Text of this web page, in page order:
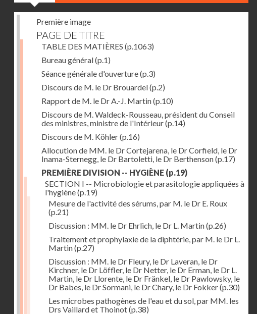
Première image
PAGE DE TITRE
TABLE DES MATIÈRES (p.1063)
Bureau général(p.1)
Séance générale d'ouverture(p.3)
Discours de M. le Dr Brouardel(p.2)
Rapport de M. le Dr A.-J. Martin(p.10)
Discours de M. Waldeck-Rousseau, président du Conseil
des ministres, ministre de l'Intérieur(p.14)
Discours de M. Köhler(p.16)
Allocution de MM. le Dr Cortejarena, le Dr Corfield, le Dr
Inama-Sternegg, le Dr Bartoletti, le Dr Berthenson(p.17)
PREMIÈRE DIVISION -- HYGIÈNE (p.19)
SECTION I -- Microbiologie et parasitologie appliquées à
l'hygiène(p.19)
Mesure de l'activité des sérums, par M. le Dr E. Roux
(p.21)
Discussion : MM. le Dr Ehrlich, le Dr L. Martin(p.26)
Traitement et prophylaxie de la diphtérie, par M. le Dr L.
Martin(p.27)
Discussion : MM. le Dr Fleury, le Dr Laveran, le Dr
Kirchner, le Dr Löffler, le Dr Netter, le Dr Erman, le Dr L.
Martin, le Dr Llorente, le Dr Fränkel, le Dr Pawlowsky, le
Dr Babes, le Dr Sormani, le Dr Chary, le Dr Fokker(p.30)
Les microbes pathogènes de l'eau et du sol, par MM. les
Drs Vaillard et Thoinot(p.38)